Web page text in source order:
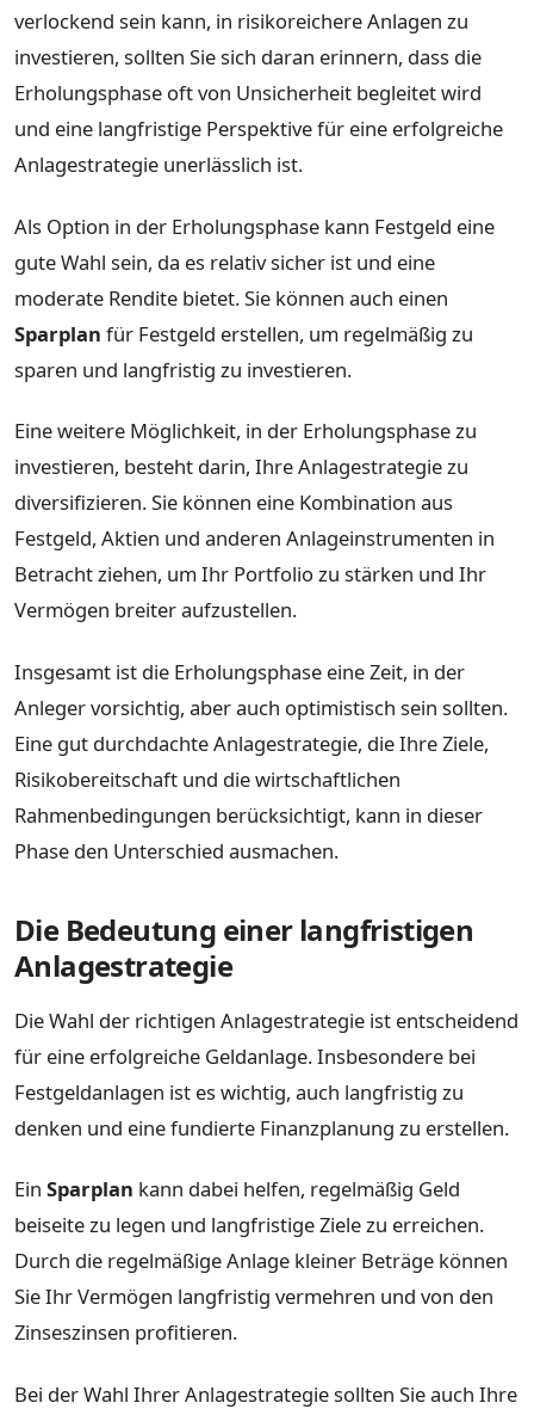
verlockend sein kann, in risikoreichere Anlagen zu
investieren, sollten Sie sich daran erinnern, dass die
Erholungsphase oft von Unsicherheit begleitet wird
und eine langfristige Perspektive für eine erfolgreiche
Anlagestrategie unerlässlich ist.
Als Option in der Erholungsphase kann Festgeld eine
gute Wahl sein, da es relativ sicher ist und eine
moderate Rendite bietet. Sie können auch einen
Sparplan für Festgeld erstellen, um regelmäßig zu
sparen und langfristig zu investieren.
Eine weitere Möglichkeit, in der Erholungsphase zu
investieren, besteht darin, Ihre Anlagestrategie zu
diversifizieren. Sie können eine Kombination aus
Festgeld, Aktien und anderen Anlageinstrumenten in
Betracht ziehen, um Ihr Portfolio zu stärken und Ihr
Vermögen breiter aufzustellen.
Insgesamt ist die Erholungsphase eine Zeit, in der
Anleger vorsichtig, aber auch optimistisch sein sollten.
Eine gut durchdachte Anlagestrategie, die Ihre Ziele,
Risikobereitschaft und die wirtschaftlichen
Rahmenbedingungen berücksichtigt, kann in dieser
Phase den Unterschied ausmachen.
Die Bedeutung einer langfristigen
Anlagestrategie
Die Wahl der richtigen Anlagestrategie ist entscheidend
für eine erfolgreiche Geldanlage. Insbesondere bei
Festgeldanlagen ist es wichtig, auch langfristig zu
denken und eine fundierte Finanzplanung zu erstellen.
Ein Sparplan kann dabei helfen, regelmäßig Geld
beiseite zu legen und langfristige Ziele zu erreichen.
Durch die regelmäßige Anlage kleiner Beträge können
Sie Ihr Vermögen langfristig vermehren und von den
Zinseszinsen profitieren.
Bei der Wahl Ihrer Anlagestrategie sollten Sie auch Ihre